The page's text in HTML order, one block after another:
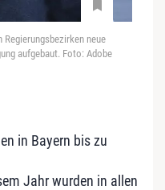
Regierungsbezirken neue
aufgebaut. Foto: Adobe
in Bayern bis zu
Jahr wurden in allen